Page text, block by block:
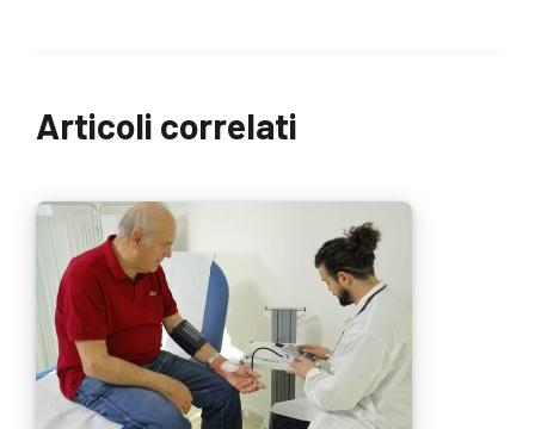
Articoli correlati